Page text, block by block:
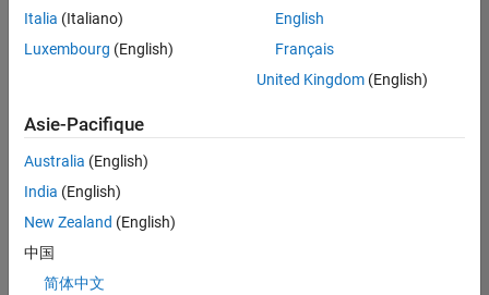
ou
afficher
l’ensemble
d'emploi.
malgré
tout
vous
trouvez
pas
Italia (Italiano)
Luxembourg (English)
English
Français
United Kingdom(English)
Asie-Pacifique
Australia (English)
India (English)
New Zealand (English)
中国
简体中文